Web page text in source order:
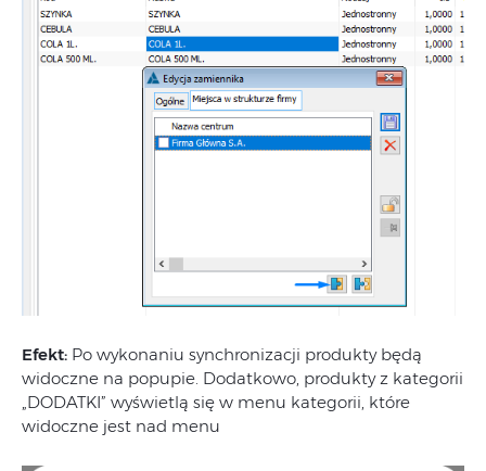
Efekt: Po wykonaniu synchronizacji produkty będą
widoczne na popupie. Dodatkowo, produkty z kategorii
„DODATKI” wyświetlą się w menu kategorii, które
widoczne jest nad menu